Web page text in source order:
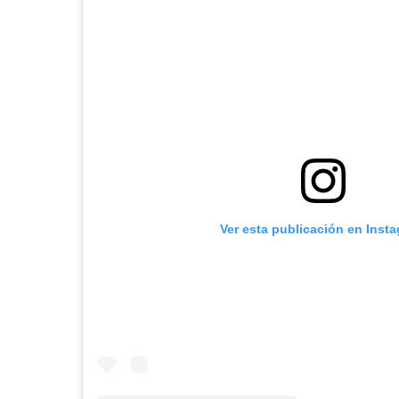
Ver esta publicación en